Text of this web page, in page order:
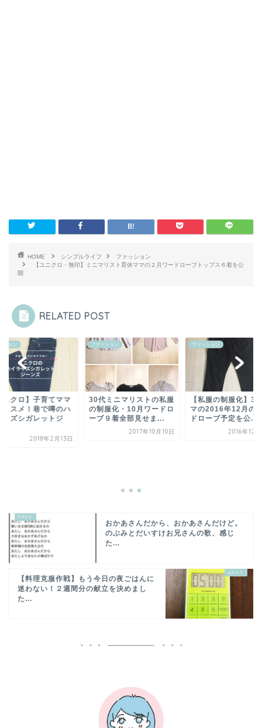
HOME シンプルライフ
ファッション
【ユニクロ・無印】ミニマリスト育休ママの２月ワードローブトップス６着を公
開
RELATED POST
ファッション
30代ミニマリストの私服
の制服化・10月ワードロ
ーブ９着全部見せま...
ファッション
【私服の制服化】30代マ
マの2016年12月のワー
ドローブ予定を公...
2016年12月23日
ファッション
おかあさんだから、おかあさんだけど。
のぶみとだいすけお兄さんの歌、感じ
た...
【料理克服作戦】もう今日の夜ごはんに
迷わない！２週間分の献立を決めまし
た...